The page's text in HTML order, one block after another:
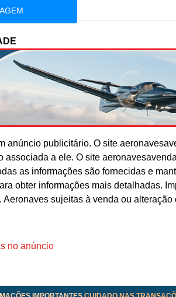
anúncio publicitário. O site
a ele. O site
as informações são fornecidas e
obter informações mais detalhadas.
sujeitas à venda ou
no anúncio